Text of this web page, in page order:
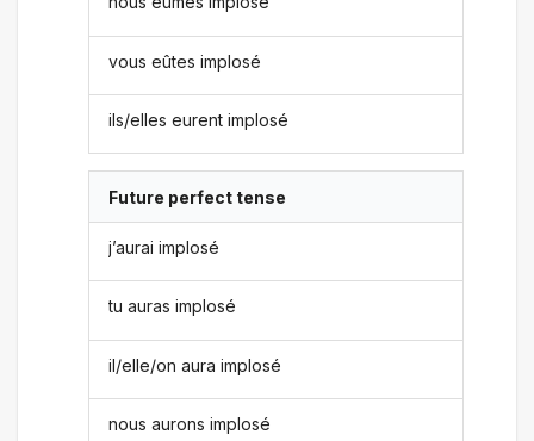
vous eûtes implosé
ils/elles eurent implosé
Future perfect tense
j’aurai implosé
tu auras implosé
il/elle/on aura implosé
nous aurons implosé